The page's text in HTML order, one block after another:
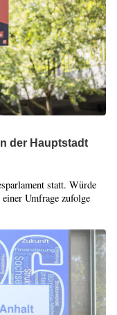
der Hauptstadt
statt. Würde
Umfrage zufolge